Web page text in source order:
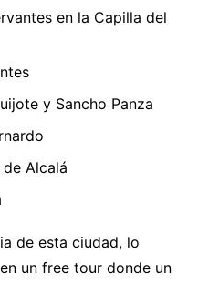
en la Capilla del
y Sancho Panza
Alcalá
de esta ciudad, lo
un free tour donde un